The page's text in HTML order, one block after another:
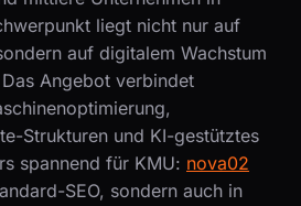
liegt nicht nur auf
auf digitalem Wachstum
Angebot verbindet
Strukturen und KI-gestütztes
spannend für KMU: nova02
SEO, sondern auch in